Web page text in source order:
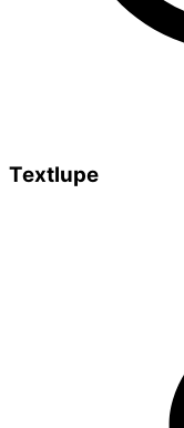
Textlupe